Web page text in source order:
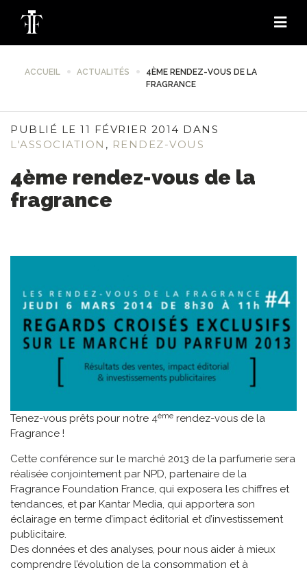
ACCUEIL ACTUALITÉS
4ÈME RENDEZ-VOUS DE LA
FRAGRANCE
PUBLIÉ LE 11 FÉVRIER 2014 DANS
L'ASSOCIATION , RENDEZ-VOUS
4ème rendez-vous de la
fragrance
Tenez-vous prêts pour notre 4ème rendez-vous de la
Fragrance !
Cette conférence sur le marché 2013 de la parfumerie sera
réalisée conjointement par NPD, partenaire de la
Fragrance Foundation France, qui exposera les chiffres et
tendances, et par Kantar Media, qui apportera son
éclairage en terme d’impact éditorial et d’investissement
publicitaire.
Des données et des analyses, pour nous aider à mieux
comprendre l’évolution de la consommation et à